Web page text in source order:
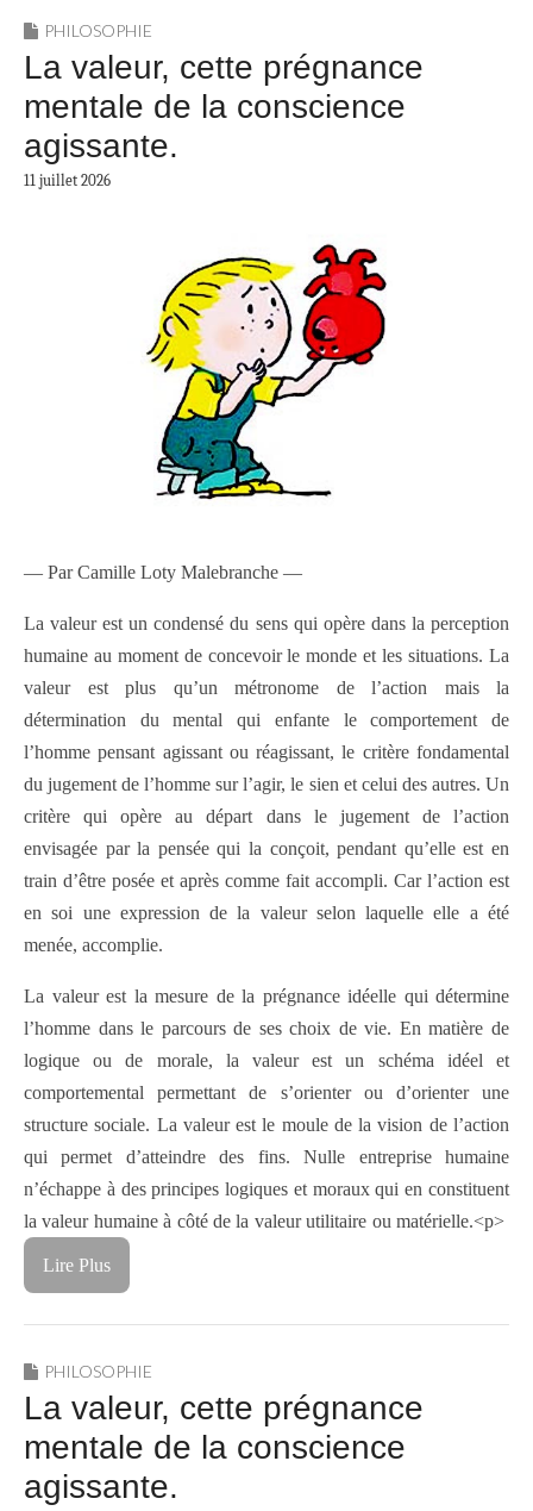
PHILOSOPHIE
La valeur, cette prégnance
mentale de la conscience
agissante.
11 juillet 2026
— Par Camille Loty Malebranche —
La valeur est un condensé du sens qui opère dans la perception
humaine au moment de concevoir le monde et les situations. La
valeur est plus qu’un métronome de l’action mais la
détermination du mental qui enfante le comportement de
l’homme pensant agissant ou réagissant, le critère fondamental
du jugement de l’homme sur l’agir, le sien et celui des autres. Un
critère qui opère au départ dans le jugement de l’action
envisagée par la pensée qui la conçoit, pendant qu’elle est en
train d’être posée et après comme fait accompli. Car l’action est
en soi une expression de la valeur selon laquelle elle a été
menée, accomplie.
La valeur est la mesure de la prégnance idéelle qui détermine
l’homme dans le parcours de ses choix de vie. En matière de
logique ou de morale, la valeur est un schéma idéel et
comportemental permettant de s’orienter ou d’orienter une
structure sociale. La valeur est le moule de la vision de l’action
qui permet d’atteindre des fins. Nulle entreprise humaine
n’échappe à des principes logiques et moraux qui en constituent
la valeur humaine à côté de la valeur utilitaire ou matérielle.<p>
Lire Plus
PHILOSOPHIE
La valeur, cette prégnance
mentale de la conscience
agissante.